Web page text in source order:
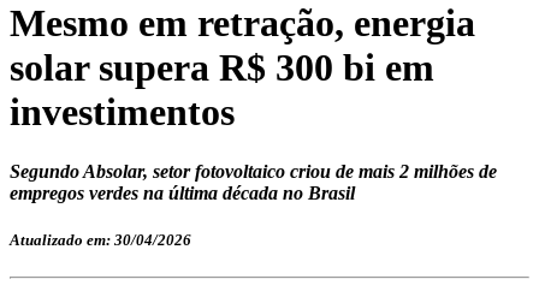
Mesmo em retração, energia
solar supera R$ 300 bi em
investimentos
Segundo Absolar, setor fotovoltaico criou de mais 2 milhões de
empregos verdes na última década no Brasil
Atualizado em: 30/04/2026